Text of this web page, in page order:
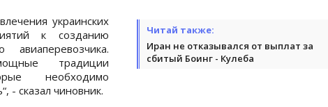
Читай также:
Иран не отказывался от выплат за
сбитый Боинг - Кулеба
украинских
к созданию
авиаперевозчика.
традиции
необходимо
- сказал чиновник.